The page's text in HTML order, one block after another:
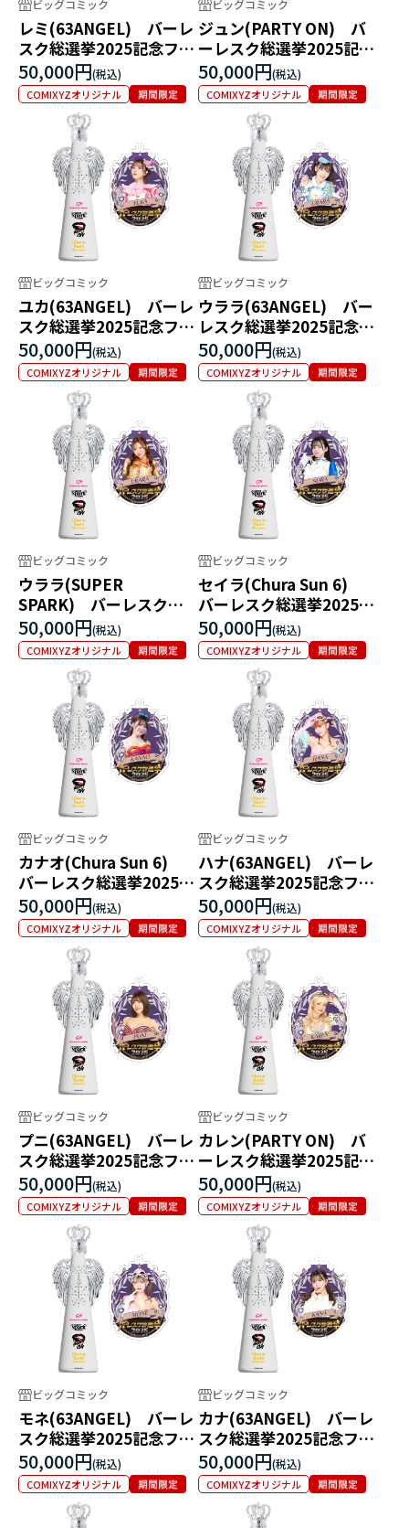
ビッグコミック
レミ(63ANGEL) バーレ
スク総選挙2025記念フィ
リコボトル
50,000円
COMIXYZオリジナル
ビッグコミック
ジュン(PARTY ON) バ
ーレスク総選挙2025記念
フィリコボトル
50,000円
COMIXYZオリジナル
ビッグコミック
ユカ(63ANGEL) バーレ
スク総選挙2025記念フィ
リコボトル
50,000円
COMIXYZオリジナル
ビッグコミック
ウララ(63ANGEL) バー
レスク総選挙2025記念フ
ィリコボトル
50,000円
COMIXYZオリジナル
ビッグコミック
ウララ(SUPER
SPARK) バーレスク総
選挙2025記念フィリコボ
トル
50,000円
COMIXYZオリジナル
ビッグコミック
セイラ(Chura Sun 6)
バーレスク総選挙2025記
念フィリコボトル
50,000円
COMIXYZオリジナル
ビッグコミック
カナオ(Chura Sun 6)
バーレスク総選挙2025記
念フィリコボトル
50,000円
COMIXYZオリジナル
ビッグコミック
ハナ(63ANGEL) バーレ
スク総選挙2025記念フィ
リコボトル
50,000円
COMIXYZオリジナル
ビッグコミック
プニ(63ANGEL) バーレ
スク総選挙2025記念フィ
リコボトル
50,000円
COMIXYZオリジナル
ビッグコミック
カレン(PARTY ON) バ
ーレスク総選挙2025記念
フィリコボトル
50,000円
COMIXYZオリジナル
ビッグコミック
モネ(63ANGEL) バーレ
スク総選挙2025記念フィ
リコボトル
50,000円
COMIXYZオリジナル
ビッグコミック
カナ(63ANGEL) バーレ
スク総選挙2025記念フィ
リコボトル
50,000円
COMIXYZオリジナル